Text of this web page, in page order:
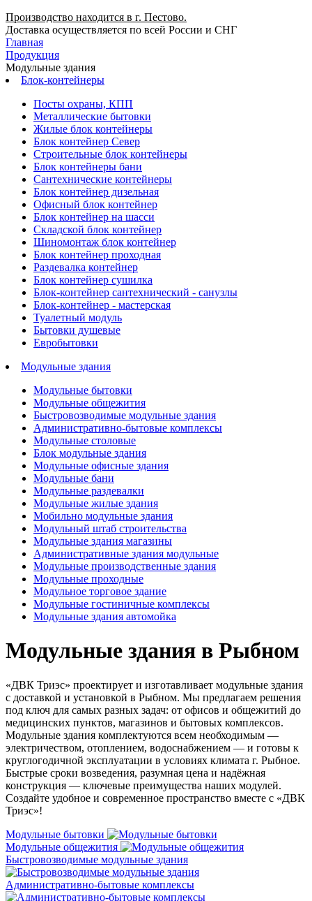
Производство находится в г. Пестово.
Доставка осуществляется по всей России и СНГ
Главная
Продукция
Модульные здания
Блок-контейнеры
Посты охраны, КПП
Металлические бытовки
Жилые блок контейнеры
Блок контейнер Север
Строительные блок контейнеры
Блок контейнеры бани
Сантехнические контейнеры
Блок контейнер дизельная
Офисный блок контейнер
Блок контейнер на шасси
Складской блок контейнер
Шиномонтаж блок контейнер
Блок контейнер проходная
Раздевалка контейнер
Блок контейнер сушилка
Блок-контейнер сантехнический - санузлы
Блок-контейнер - мастерская
Туалетный модуль
Бытовки душевые
Евробытовки
Модульные здания
Модульные бытовки
Модульные общежития
Быстровозводимые модульные здания
Административно-бытовые комплексы
Модульные столовые
Блок модульные здания
Модульные офисные здания
Модульные бани
Модульные раздевалки
Модульные жилые здания
Мобильно модульные здания
Модульный штаб строительства
Модульные здания магазины
Административные здания модульные
Модульные производственные здания
Модульные проходные
Модульное торговое здание
Модульные гостиничные комплексы
Модульные здания автомойка
Модульные здания в Рыбном
«ДВК Триэс» проектирует и изготавливает модульные здания
с доставкой и установкой в Рыбном. Мы предлагаем решения
под ключ для самых разных задач: от офисов и общежитий до
медицинских пунктов, магазинов и бытовых комплексов.
Модульные здания комплектуются всем необходимым —
электричеством, отоплением, водоснабжением — и готовы к
круглогодичной эксплуатации в условиях климата г. Рыбное.
Быстрые сроки возведения, разумная цена и надёжная
конструкция — ключевые преимущества наших модулей.
Создайте удобное и современное пространство вместе с «ДВК
Триэс»!
Модульные бытовки
Модульные общежития
Быстровозводимые модульные здания
Административно-бытовые комплексы